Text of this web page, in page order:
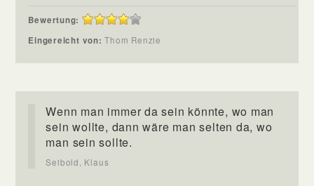
Bewertung:
Eingereicht von:Thom Renzie
Wenn man immer da sein könnte, wo man
sein wollte, dann wäre man selten da, wo
man sein sollte.
Seibold, Klaus